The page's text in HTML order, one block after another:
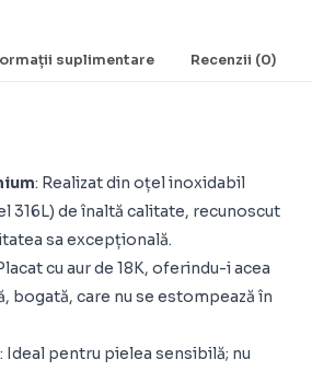
suplimentare Recenzii (0)
: Realizat din oțel inoxidabil
316L) de înaltă calitate, recunoscut
sa excepțională.
cu aur de 18K, oferindu-i acea
bogată, care nu se estompează în
Ideal pentru pielea sensibilă; nu